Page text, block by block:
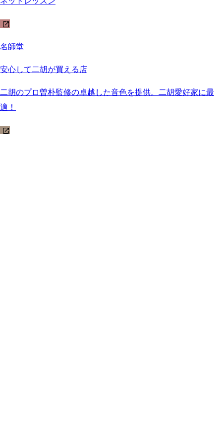
名師堂
安心して二胡が買える店
二胡のプロ曽朴監修の卓越した音色を提供。二胡愛好家に最
適！